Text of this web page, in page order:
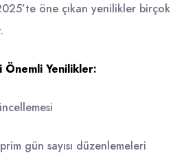
öne çıkan yenilikler birçok
Önemli Yenilikler:
gün sayısı düzenlemeleri